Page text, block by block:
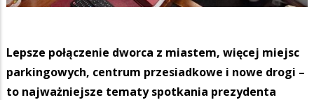
Lepsze połączenie dworca z miastem, więcej miejsc
parkingowych, centrum przesiadkowe i nowe drogi –
to najważniejsze tematy spotkania prezydenta